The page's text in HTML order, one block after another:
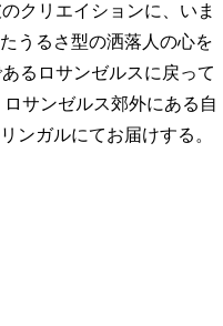
クリエイションに、いま
うるさ型の洒落人の心を
るロサンゼルスに戻って
サンゼルス郊外にある自
ンガルにてお届けする。